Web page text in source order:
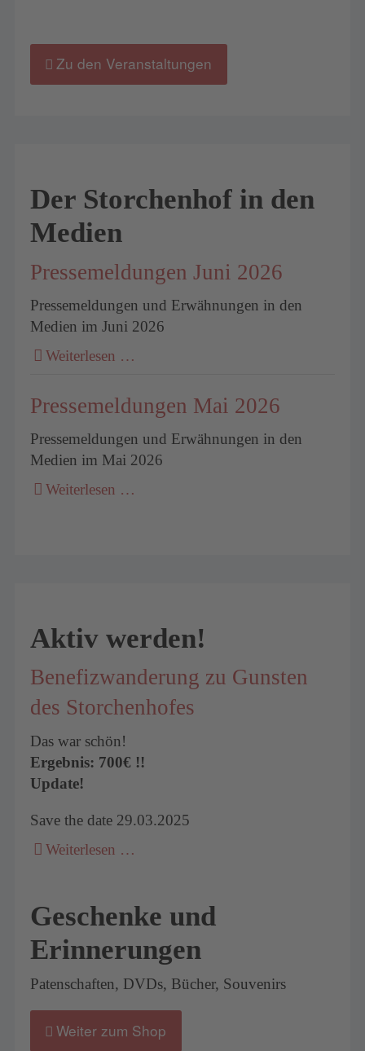
Zu den Veranstaltungen
Der Storchenhof in den
Medien
Pressemeldungen Juni 2026
Pressemeldungen und Erwähnungen in den
Medien im Juni 2026
Weiterlesen …
Pressemeldungen Mai 2026
Pressemeldungen und Erwähnungen in den
Medien im Mai 2026
Weiterlesen …
Aktiv werden!
Benefizwanderung zu Gunsten
des Storchenhofes
Das war schön!
Ergebnis: 700€ !!
Update!
Save the date 29.03.2025
Weiterlesen …
Geschenke und
Erinnerungen
Patenschaften, DVDs, Bücher, Souvenirs
Weiter zum Shop